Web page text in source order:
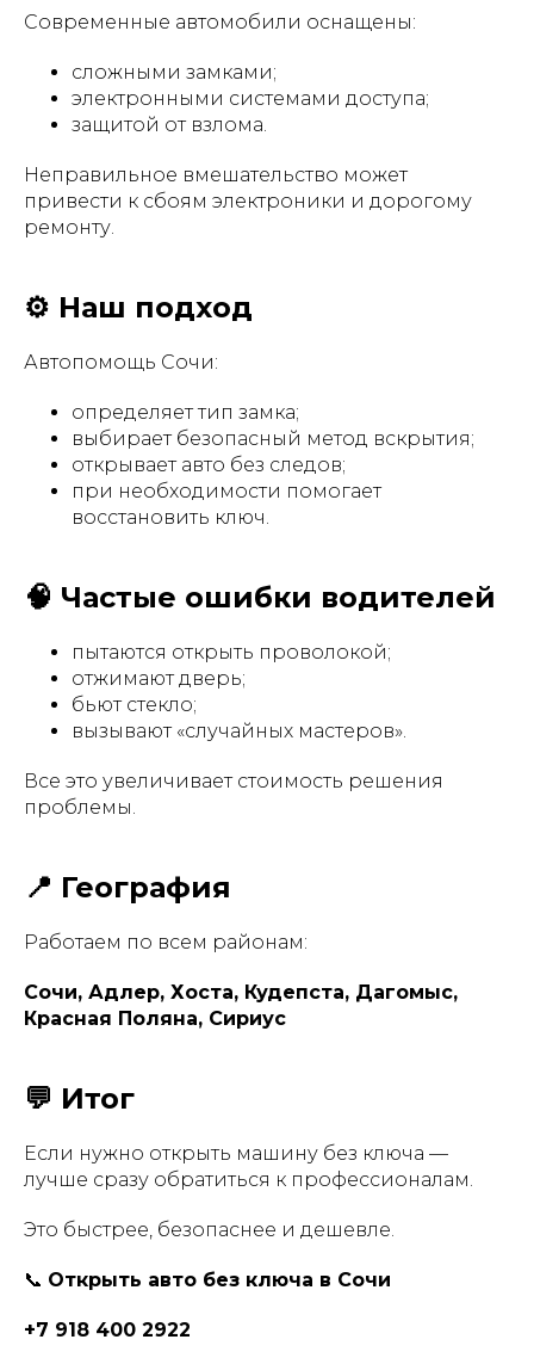
Современные автомобили оснащены:
сложными замками;
электронными системами доступа;
защитой от взлома.
Неправильное вмешательство может
привести к сбоям электроники и дорогому
ремонту.
⚙️ Наш подход
Автопомощь Сочи:
определяет тип замка;
выбирает безопасный метод вскрытия;
открывает авто без следов;
при необходимости помогает
восстановить ключ.
🧠 Частые ошибки водителей
пытаются открыть проволокой;
отжимают дверь;
бьют стекло;
вызывают «случайных мастеров».
Все это увеличивает стоимость решения
проблемы.
📍 География
Работаем по всем районам:
Сочи, Адлер, Хоста, Кудепста, Дагомыс,
Красная Поляна, Сириус
💬 Итог
Если нужно открыть машину без ключа —
лучше сразу обратиться к профессионалам.
Это быстрее, безопаснее и дешевле.
📞 Открыть авто без ключа в Сочи
+7 918 400 2922